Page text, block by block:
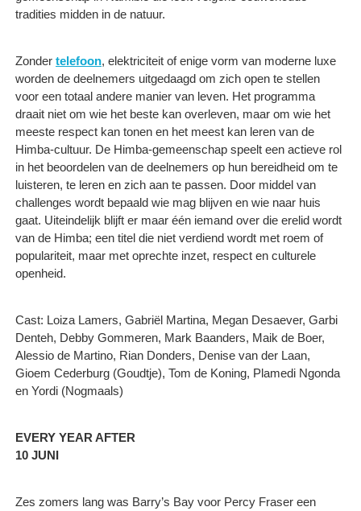
tradities midden in de natuur.
Zonder telefoon, elektriciteit of enige vorm van moderne luxe
worden de deelnemers uitgedaagd om zich open te stellen
voor een totaal andere manier van leven. Het programma
draait niet om wie het beste kan overleven, maar om wie het
meeste respect kan tonen en het meest kan leren van de
Himba-cultuur. De Himba-gemeenschap speelt een actieve rol
in het beoordelen van de deelnemers op hun bereidheid om te
luisteren, te leren en zich aan te passen. Door middel van
challenges wordt bepaald wie mag blijven en wie naar huis
gaat. Uiteindelijk blijft er maar één iemand over die erelid wordt
van de Himba; een titel die niet verdiend wordt met roem of
populariteit, maar met oprechte inzet, respect en culturele
openheid.
Cast: Loiza Lamers, Gabriël Martina, Megan Desaever, Garbi
Denteh, Debby Gommeren, Mark Baanders, Maik de Boer,
Alessio de Martino, Rian Donders, Denise van der Laan,
Gioem Cederburg (Goudtje), Tom de Koning, Plamedi Ngonda
en Yordi (Nogmaals)
EVERY YEAR AFTER
10 JUNI
Zes zomers lang was Barry’s Bay voor Percy Fraser een